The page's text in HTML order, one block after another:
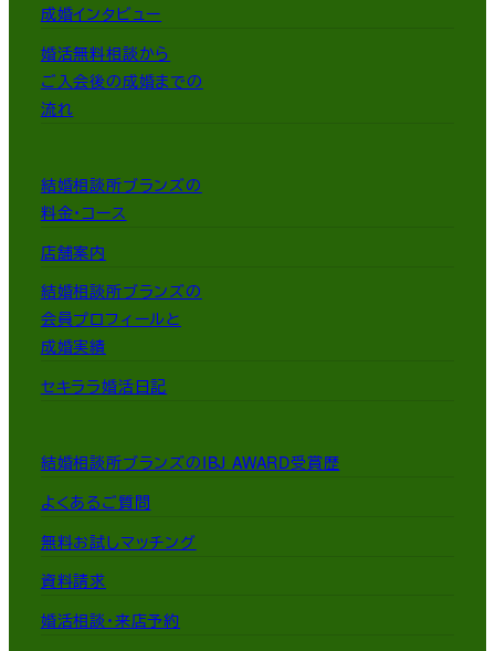
成婚インタビュー
婚活無料相談から
ご入会後の成婚までの
流れ
結婚相談所ブランズの
料金・コース
店舗案内
結婚相談所ブランズの
会員プロフィールと
成婚実績
セキララ婚活日記
結婚相談所ブランズのIBJ AWARD受賞歴
よくあるご質問
無料お試しマッチング
資料請求
婚活相談・来店予約